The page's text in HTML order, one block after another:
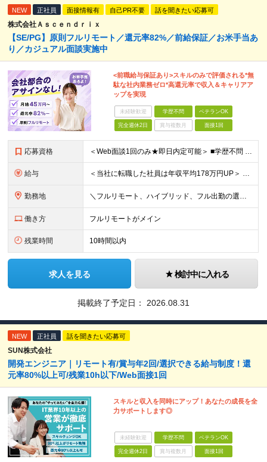
NEW 正社員 面接情報有 自己PR不要 話を聞きたい応募可
株式会社Ａｓｃｅｎｄｒｉｘ
【SE/PG】原則フルリモート／還元率82%／前給保証／お米手当あ
り／カジュアル面談実施中
<前職給与保証あり>スキルのみで評価される*無
駄な社内業務ゼロ*高還元率で収入＆キャリアア
ップを実現
未経験歓迎 学歴不問 ベテランOK
完全週休2日 賞与複数月 面接1回
応募資格 ＜Web面談1回のみ★即日内定可能＞ ■学歴不問 ■エンジニアとしての実務経験1年以上 （開発・インフラ・技術・工程など不問）
給与 ＜当社に転職した社員は年収平均178万円UP＞ 月給45万円～120万円＋賞与＋各手当 ※経験・能力などを考慮の上、決定します ※案件の契約内容（月単金など）や昇給、賞与額はすべてシステム上で開示し
勤務地 ＼フルリモート、ハイブリッド、フル出勤の選択可＆帰社日なし／ 【下記エリアを中心とするクライアント先または自宅にて勤務】 ■首都圏：東京・埼玉・千葉・神奈川 ■関西：大阪・兵庫・京都・滋賀・奈良・和
働き方 フルリモートがメイン
残業時間 10時間以内
求人を見る 検討中に入れる
掲載終了予定日： 2026.08.31
NEW 正社員 話を聞きたい応募可
SUN株式会社
開発エンジニア｜リモート有/賞与年2回/選択できる給与制度！還
元率80%以上可/残業10h以下/Web面接1回
スキルと収入を同時にアップ！あなたの成長を全
力サポートします◎
未経験歓迎 学歴不問 ベテランOK
完全週休2日 賞与複数月 面接1回